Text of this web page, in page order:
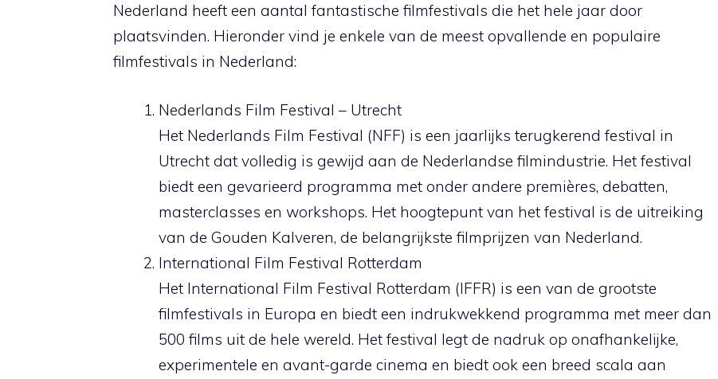
Nederland heeft een aantal fantastische filmfestivals die het hele jaar door
plaatsvinden. Hieronder vind je enkele van de meest opvallende en populaire
filmfestivals in Nederland:
Nederlands Film Festival – Utrecht
Het Nederlands Film Festival (NFF) is een jaarlijks terugkerend festival in
Utrecht dat volledig is gewijd aan de Nederlandse filmindustrie. Het festival
biedt een gevarieerd programma met onder andere premières, debatten,
masterclasses en workshops. Het hoogtepunt van het festival is de uitreiking
van de Gouden Kalveren, de belangrijkste filmprijzen van Nederland.
International Film Festival Rotterdam
Het International Film Festival Rotterdam (IFFR) is een van de grootste
filmfestivals in Europa en biedt een indrukwekkend programma met meer dan
500 films uit de hele wereld. Het festival legt de nadruk op onafhankelijke,
experimentele en avant-garde cinema en biedt ook een breed scala aan